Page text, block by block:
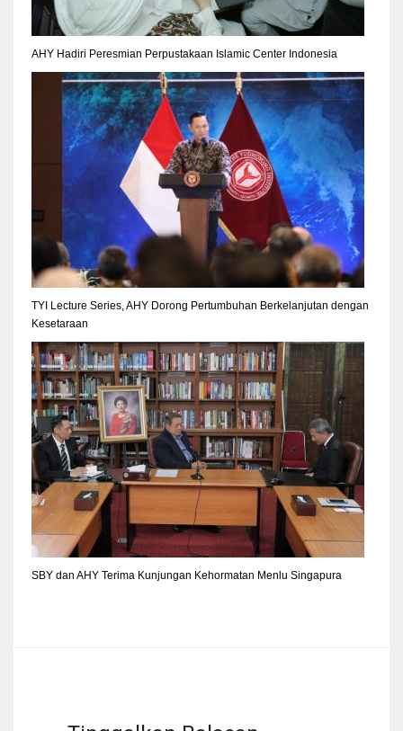
AHY Hadiri Peresmian Perpustakaan Islamic Center Indonesia
TYI Lecture Series, AHY Dorong Pertumbuhan Berkelanjutan dengan
Kesetaraan
SBY dan AHY Terima Kunjungan Kehormatan Menlu Singapura